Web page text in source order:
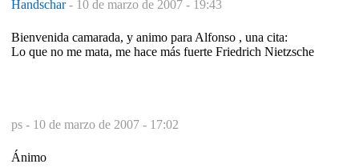
Handschar- 10 de marzo de 2007 - 19:43
Bienvenida camarada, y animo para Alfonso , una cita:
Lo que no me mata, me hace más fuerte Friedrich Nietzsche
ps - 10 de marzo de 2007 - 17:02
Ánimo